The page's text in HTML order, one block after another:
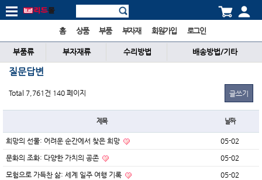
홈 상품 부품 부자재 회원가입 로그인
부품류 부자재류 수리방법 배송방법/기타
질문답변
Total 7,761건 140 페이지 글쓰기
제목 날짜
희망의 선물: 어려운 순간에서 찾은 희망 05-02
문화의 조화: 다양한 가치의 공존 05-02
모험으로 가득찬 삶: 세계 일주 여행 기록 05-02